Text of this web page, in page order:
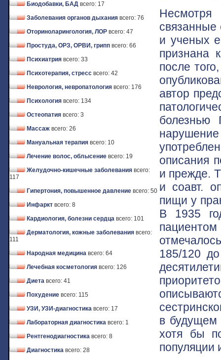
Биодобавки, БАД всего: 17
Заболевания органов дыхания всего: 76
Оториноларингология, ЛОР всего: 47
Простуда, ОРЗ, ОРВИ, грипп всего: 66
Психиатрия всего: 33
Психотерапия, стресс всего: 42
Неврология, невропатология всего: 176
Психология всего: 134
Остеопатия всего: 3
Массаж всего: 26
Мануальная терапия всего: 10
Лечение волос, облысение всего: 19
Желудочно-кишечные заболевания всего:
117
Гипертония, повышенное давление всего: 50
Инфаркт всего: 8
Кардиология, болезни сердца всего: 101
Дерматология, кожные заболевания всего:
111
Народная медицина всего: 64
Лечебная косметология всего: 126
Диета всего: 41
Похудение всего: 115
УЗИ, УЗИ-диагностика всего: 17
Лабораторная диагностика всего: 1
Рентгенодиагностика всего: 8
Диагностика всего: 28
связанные
и ученых
признана
после
автор
болезнью
описания
и прежде.
и соавт.
пищи у
В 1935
185/120
в будущем
хотя бы
популяции